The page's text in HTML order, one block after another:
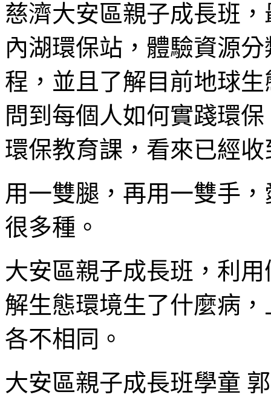
慈濟大安區親子成長班
內湖環保站，體驗資源
程，並且了解目前地球
問到每個人如何實踐環
環保教育課，看來已經
用一雙腿，再用一雙手
很多種。
大安區親子成長班，利
解生態環境生了什麼病
各不相同。
大安區親子成長班學童